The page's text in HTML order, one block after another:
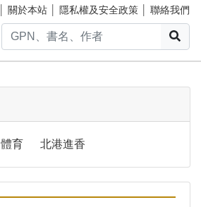
關於本站 隱私權及安全政策 聯絡我們
體育 北港進香